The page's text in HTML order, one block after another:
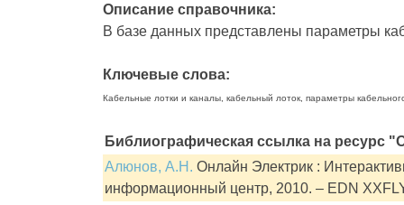
Описание справочника:
В базе данных представлены параметры
Ключевые слова:
Кабельные лотки и каналы, кабельный лоток, параметры
Библиографическая ссылка на ресурс
Алюнов, А.Н. Онлайн Электрик :
информационный центр, 2010. – EDN